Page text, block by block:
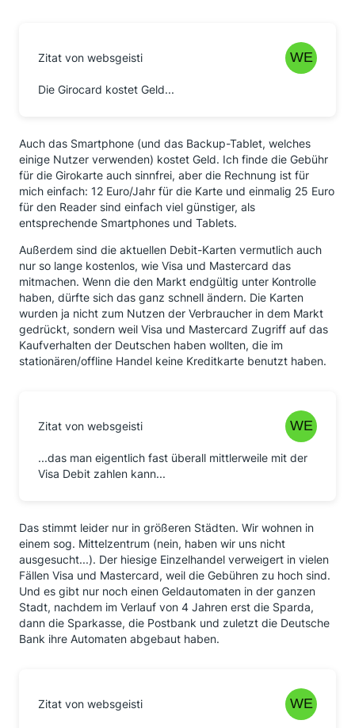
Zitat von websgeisti
Die Girocard kostet Geld...
Auch das Smartphone (und das Backup-Tablet, welches
einige Nutzer verwenden) kostet Geld. Ich finde die Gebühr
für die Girokarte auch sinnfrei, aber die Rechnung ist für
mich einfach: 12 Euro/Jahr für die Karte und einmalig 25 Euro
für den Reader sind einfach viel günstiger, als
entsprechende Smartphones und Tablets.
Außerdem sind die aktuellen Debit-Karten vermutlich auch
nur so lange kostenlos, wie Visa und Mastercard das
mitmachen. Wenn die den Markt endgültig unter Kontrolle
haben, dürfte sich das ganz schnell ändern. Die Karten
wurden ja nicht zum Nutzen der Verbraucher in dem Markt
gedrückt, sondern weil Visa und Mastercard Zugriff auf das
Kaufverhalten der Deutschen haben wollten, die im
stationären/offline Handel keine Kreditkarte benutzt haben.
Zitat von websgeisti
...das man eigentlich fast überall mittlerweile mit der
Visa Debit zahlen kann...
Das stimmt leider nur in größeren Städten. Wir wohnen in
einem sog. Mittelzentrum (nein, haben wir uns nicht
ausgesucht...). Der hiesige Einzelhandel verweigert in vielen
Fällen Visa und Mastercard, weil die Gebühren zu hoch sind.
Und es gibt nur noch einen Geldautomaten in der ganzen
Stadt, nachdem im Verlauf von 4 Jahren erst die Sparda,
dann die Sparkasse, die Postbank und zuletzt die Deutsche
Bank ihre Automaten abgebaut haben.
Zitat von websgeisti